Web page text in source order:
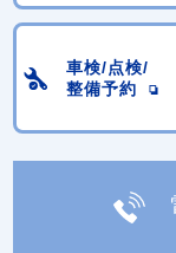
車検/点検/
整備予約